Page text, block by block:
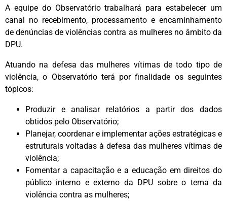
A equipe do Observatório trabalhará para estabelecer um
canal no recebimento, processamento e encaminhamento
de denúncias de violências contra as mulheres no âmbito da
DPU.
Atuando na defesa das mulheres vítimas de todo tipo de
violência, o Observatório terá por finalidade os seguintes
tópicos:
Produzir e analisar relatórios a partir dos dados
obtidos pelo Observatório;
Planejar, coordenar e implementar ações estratégicas e
estruturais voltadas à defesa das mulheres vítimas de
violência;
Fomentar a capacitação e a educação em direitos do
público interno e externo da DPU sobre o tema da
violência contra as mulheres;